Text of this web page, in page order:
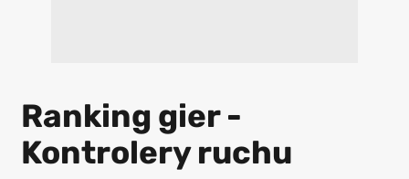
Ranking gier -
Kontrolery ruchu